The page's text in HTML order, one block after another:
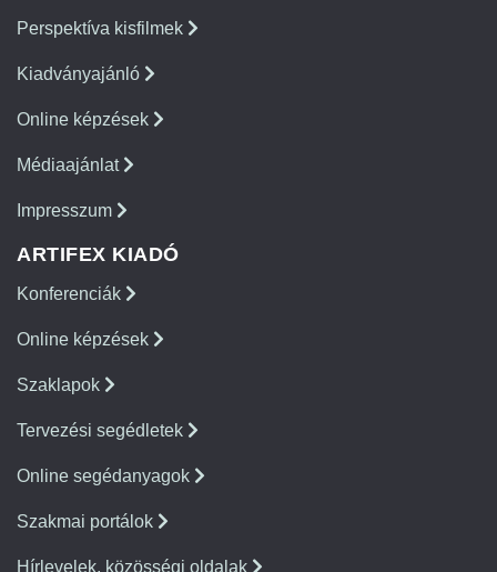
Perspektíva kisfilmek
Kiadványajánló
Online képzések
Médiaajánlat
Impresszum
ARTIFEX KIADÓ
Konferenciák
Online képzések
Szaklapok
Tervezési segédletek
Online segédanyagok
Szakmai portálok
Hírlevelek, közösségi oldalak